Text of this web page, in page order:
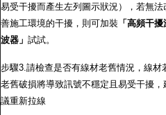
易受干擾而產生左列圖示狀況），若無法
善施工環境的干擾，則可加裝 「高頻干擾
波器」 試試。
步驟3.請檢查是否有線材老舊情況，線材
老舊破損將導致訊號不穩定且易受干擾，
議重新拉線